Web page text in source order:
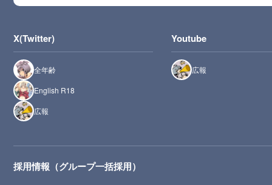
X(Twitter)
全年齢
English R18
広報
Youtube
広報
採用情報（グループ一括採用）